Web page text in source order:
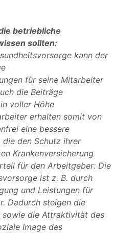
betriebliche
sollten:
kann der
für seine Mitarbeiter
die Beiträge
voller Höhe
erhalten somit von
eine bessere
die den Schutz ihrer
Krankenversicherung
für den Arbeitgeber: Die
ist z. B. durch
und Leistungen für
Dadurch steigen die
die Attraktivität des
Image des